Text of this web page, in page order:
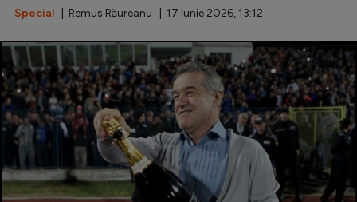
Special | Remus Răureanu | 17 Iunie 2026, 13:12